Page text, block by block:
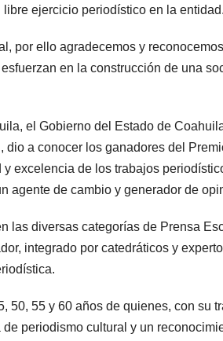
ejercicio periodístico en la entidad.
por ello agradecemos y
en la construcción de una
el Gobierno del Estado de
a conocer los ganadores del
excelencia de los trabajos
agente de cambio y generador de
las diversas categorías de Prensa
integrado por catedráticos y
50, 55 y 60 años de quienes, con su
periodismo cultural y un